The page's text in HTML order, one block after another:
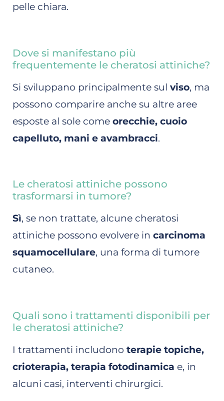
pelle chiara.
Dove si manifestano più
frequentemente le cheratosi attiniche?
Si sviluppano principalmente sul viso, ma
possono comparire anche su altre aree
esposte al sole come orecchie, cuoio
capelluto, mani e avambracci.
Le cheratosi attiniche possono
trasformarsi in tumore?
Sì, se non trattate, alcune cheratosi
attiniche possono evolvere in carcinoma
squamocellulare, una forma di tumore
cutaneo.
Quali sono i trattamenti disponibili per
le cheratosi attiniche?
I trattamenti includono terapie topiche,
crioterapia, terapia fotodinamica e, in
alcuni casi, interventi chirurgici.